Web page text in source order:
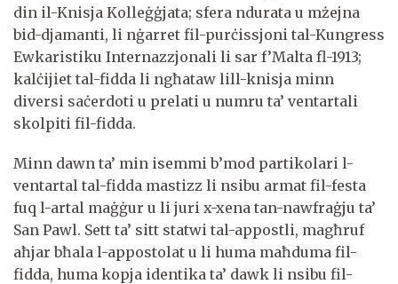
din il-Knisja Kolleġġjata; sfera ndurata u mżejna
bid-djamanti, li nġarret fil-purċissjoni tal-Kungress
Ewkaristiku Internazzjonali li sar f’Malta fl-1913;
kalċijiet tal-fidda li ngħataw lill-knisja minn
diversi saċerdoti u prelati u numru ta’ ventartali
skolpiti fil-fidda.
Minn dawn ta’ min isemmi b’mod partikolari l-
ventartal tal-fidda mastizz li nsibu armat fil-festa
fuq l-artal maġġur u li juri x-xena tan-nawfraġju ta’
San Pawl. Sett ta’ sitt statwi tal-appostli, magħruf
aħjar bħala l-appostolat u li huma maħduma fil-
fidda, huma kopja identika ta’ dawk li nsibu fil-